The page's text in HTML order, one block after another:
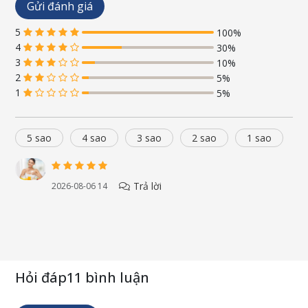
Công dụng
Gửi đánh giá
5
100%
4
30%
3
10%
2
5%
1
5%
5 sao 4 sao 3 sao 2 sao 1 sao
2026-08-06 14 Trả lời
Hỏi đáp11 bình luận